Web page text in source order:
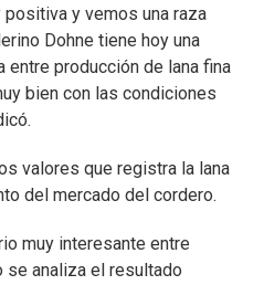
positiva y vemos una raza
Dohne tiene hoy una
entre producción de lana fina
bien con las condiciones
valores que registra la lana
del mercado del cordero.
muy interesante entre
se analiza el resultado